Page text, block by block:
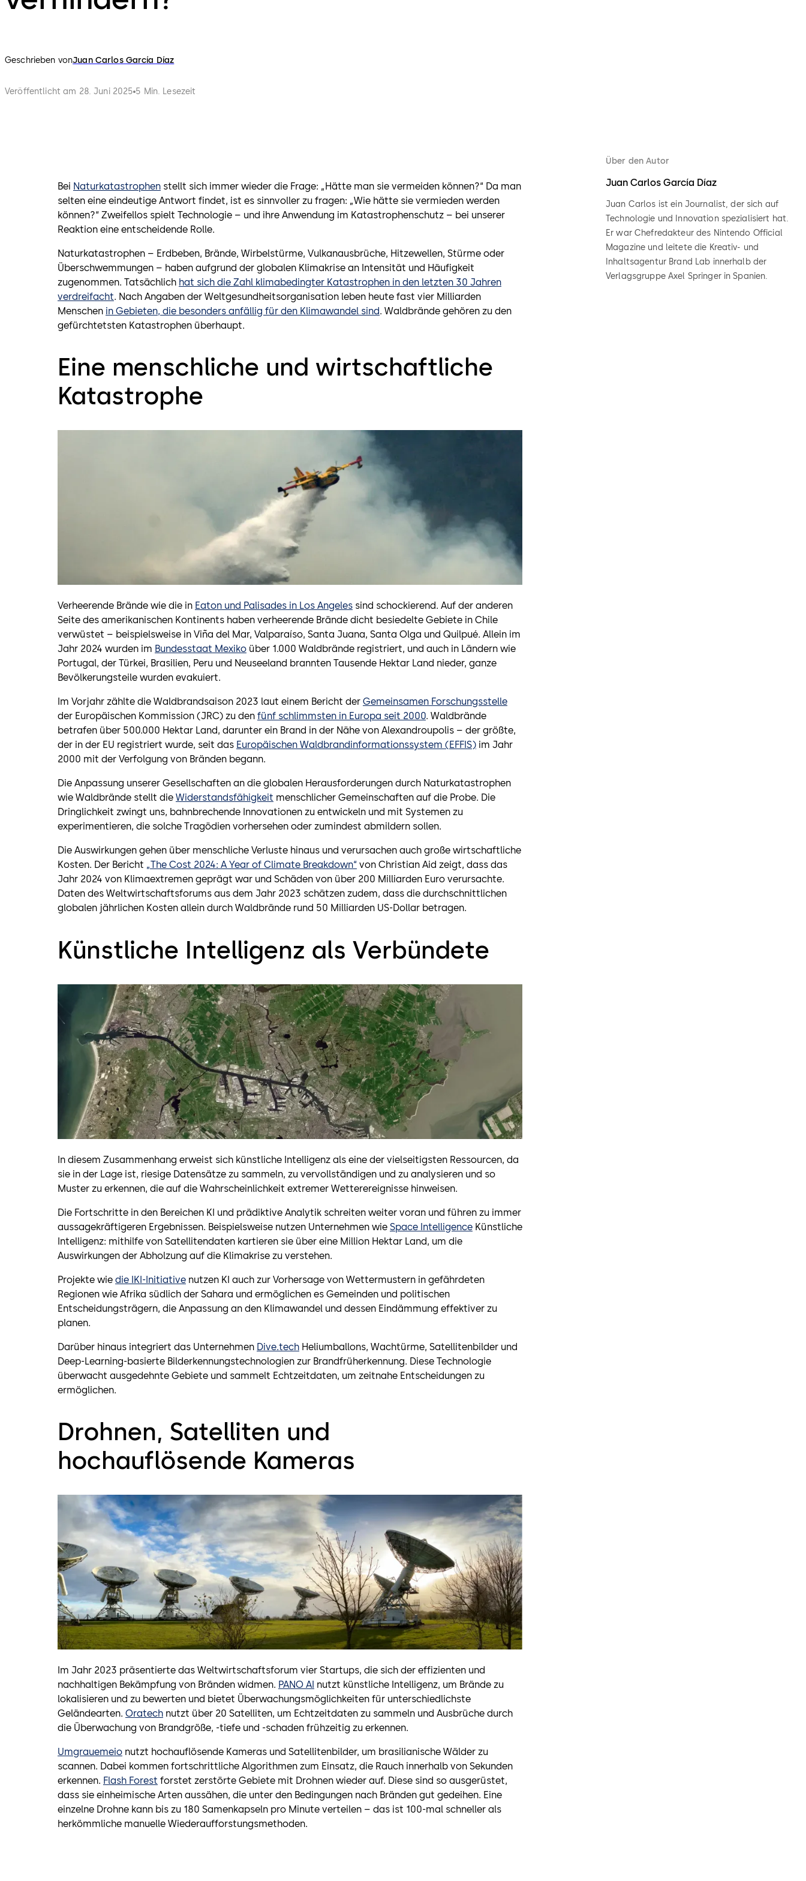
Geschrieben vonJuan Carlos García Díaz
Veröffentlicht am 28. Juni 2025 5 Min. Lesezeit
Bei Naturkatastrophen stellt sich immer wieder die Frage: „Hätte man sie vermeiden können?“ Da man
selten eine eindeutige Antwort findet, ist es sinnvoller zu fragen: „Wie hätte sie vermieden werden
können?“ Zweifellos spielt Technologie – und ihre Anwendung im Katastrophenschutz – bei unserer
Reaktion eine entscheidende Rolle.
Naturkatastrophen – Erdbeben, Brände, Wirbelstürme, Vulkanausbrüche, Hitzewellen, Stürme oder
Überschwemmungen – haben aufgrund der globalen Klimakrise an Intensität und Häufigkeit
zugenommen. Tatsächlich hat sich die Zahl klimabedingter Katastrophen in den letzten 30 Jahren
verdreifacht. Nach Angaben der Weltgesundheitsorganisation leben heute fast vier Milliarden
Menschen in Gebieten, die besonders anfällig für den Klimawandel sind. Waldbrände gehören zu den
gefürchtetsten Katastrophen überhaupt.
Eine menschliche und wirtschaftliche
Katastrophe
Verheerende Brände wie die in Eaton und Palisades in Los Angeles sind schockierend. Auf der anderen
Seite des amerikanischen Kontinents haben verheerende Brände dicht besiedelte Gebiete in Chile
verwüstet – beispielsweise in Viña del Mar, Valparaíso, Santa Juana, Santa Olga und Quilpué. Allein im
Jahr 2024 wurden im Bundesstaat Mexiko über 1.000 Waldbrände registriert, und auch in Ländern wie
Portugal, der Türkei, Brasilien, Peru und Neuseeland brannten Tausende Hektar Land nieder, ganze
Bevölkerungsteile wurden evakuiert.
Im Vorjahr zählte die Waldbrandsaison 2023 laut einem Bericht der Gemeinsamen Forschungsstelle
der Europäischen Kommission (JRC) zu den fünf schlimmsten in Europa seit 2000. Waldbrände
betrafen über 500.000 Hektar Land, darunter ein Brand in der Nähe von Alexandroupolis – der größte,
der in der EU registriert wurde, seit das Europäischen Waldbrandinformationssystem (EFFIS) im Jahr
2000 mit der Verfolgung von Bränden begann.
Die Anpassung unserer Gesellschaften an die globalen Herausforderungen durch Naturkatastrophen
wie Waldbrände stellt die Widerstandsfähigkeit menschlicher Gemeinschaften auf die Probe. Die
Dringlichkeit zwingt uns, bahnbrechende Innovationen zu entwickeln und mit Systemen zu
experimentieren, die solche Tragödien vorhersehen oder zumindest abmildern sollen.
Die Auswirkungen gehen über menschliche Verluste hinaus und verursachen auch große wirtschaftliche
Kosten. Der Bericht „The Cost 2024: A Year of Climate Breakdown“ von Christian Aid zeigt, dass das
Jahr 2024 von Klimaextremen geprägt war und Schäden von über 200 Milliarden Euro verursachte.
Daten des Weltwirtschaftsforums aus dem Jahr 2023 schätzen zudem, dass die durchschnittlichen
globalen jährlichen Kosten allein durch Waldbrände rund 50 Milliarden US-Dollar betragen.
Künstliche Intelligenz als Verbündete
In diesem Zusammenhang erweist sich künstliche Intelligenz als eine der vielseitigsten Ressourcen, da
sie in der Lage ist, riesige Datensätze zu sammeln, zu vervollständigen und zu analysieren und so
Muster zu erkennen, die auf die Wahrscheinlichkeit extremer Wetterereignisse hinweisen.
Die Fortschritte in den Bereichen KI und prädiktive Analytik schreiten weiter voran und führen zu immer
aussagekräftigeren Ergebnissen. Beispielsweise nutzen Unternehmen wie Space Intelligence Künstliche
Intelligenz: mithilfe von Satellitendaten kartieren sie über eine Million Hektar Land, um die
Auswirkungen der Abholzung auf die Klimakrise zu verstehen.
Projekte wie die IKI-Initiative nutzen KI auch zur Vorhersage von Wettermustern in gefährdeten
Regionen wie Afrika südlich der Sahara und ermöglichen es Gemeinden und politischen
Entscheidungsträgern, die Anpassung an den Klimawandel und dessen Eindämmung effektiver zu
planen.
Darüber hinaus integriert das Unternehmen Dive.tech Heliumballons, Wachtürme, Satellitenbilder und
Deep-Learning-basierte Bilderkennungstechnologien zur Brandfrüherkennung. Diese Technologie
überwacht ausgedehnte Gebiete und sammelt Echtzeitdaten, um zeitnahe Entscheidungen zu
ermöglichen.
Drohnen, Satelliten und
hochauflösende Kameras
Im Jahr 2023 präsentierte das Weltwirtschaftsforum vier Startups, die sich der effizienten und
nachhaltigen Bekämpfung von Bränden widmen. PANO AI nutzt künstliche Intelligenz, um Brände zu
lokalisieren und zu bewerten und bietet Überwachungsmöglichkeiten für unterschiedlichste
Geländearten. Oratech nutzt über 20 Satelliten, um Echtzeitdaten zu sammeln und Ausbrüche durch
die Überwachung von Brandgröße, -tiefe und -schaden frühzeitig zu erkennen.
Umgrauemeio nutzt hochauflösende Kameras und Satellitenbilder, um brasilianische Wälder zu
scannen. Dabei kommen fortschrittliche Algorithmen zum Einsatz, die Rauch innerhalb von Sekunden
erkennen. Flash Forest forstet zerstörte Gebiete mit Drohnen wieder auf. Diese sind so ausgerüstet,
dass sie einheimische Arten aussähen, die unter den Bedingungen nach Bränden gut gedeihen. Eine
einzelne Drohne kann bis zu 180 Samenkapseln pro Minute verteilen – das ist 100-mal schneller als
herkömmliche manuelle Wiederaufforstungsmethoden.
Über den Autor
Juan Carlos García Díaz
Juan Carlos ist ein Journalist, der sich auf
Technologie und Innovation spezialisiert hat.
Er war Chefredakteur des Nintendo Official
Magazine und leitete die Kreativ- und
Inhaltsagentur Brand Lab innerhalb der
Verlagsgruppe Axel Springer in Spanien.